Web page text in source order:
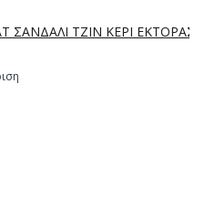
ΣΑΝΔΑΛΙ ΤΖΙΝ ΚΕΡΙ ΕΚΤΟΡΑΣ